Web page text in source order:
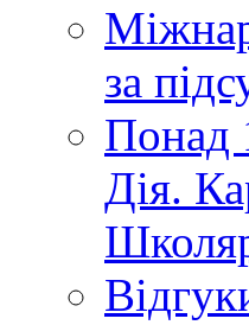
за
Понад
Дія.